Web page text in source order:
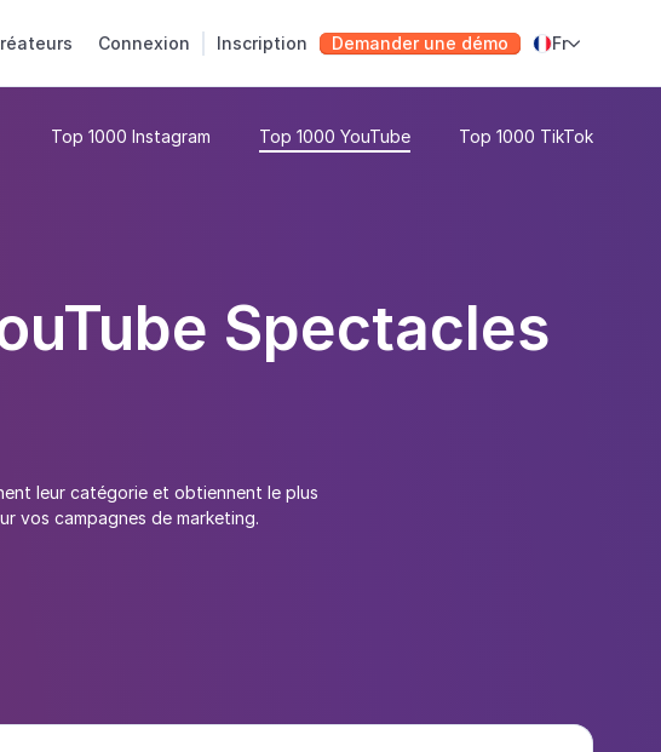
Connexion Inscription Demander une démo Fr
Top 1000 Instagram Top 1000 YouTube Top 1000 TikTok
Spectacles
leur catégorie et obtiennent le plus
vos campagnes de marketing.